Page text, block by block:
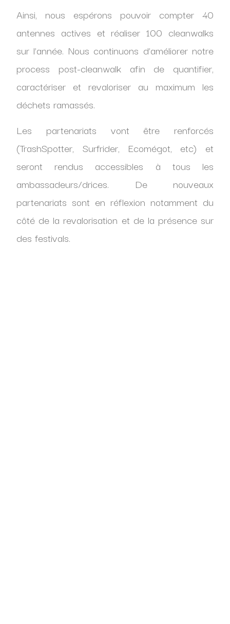
Ainsi, nous espérons pouvoir compter 40
antennes actives et réaliser 100 cleanwalks
sur l’année. Nous continuons d’améliorer notre
process post-cleanwalk afin de quantifier,
caractériser et revaloriser au maximum les
déchets ramassés.
Les partenariats vont être renforcés
(TrashSpotter, Surfrider, Ecomégot, etc) et
seront rendus accessibles à tous les
ambassadeurs/drices. De nouveaux
partenariats sont en réflexion notamment du
côté de la revalorisation et de la présence sur
des festivals.